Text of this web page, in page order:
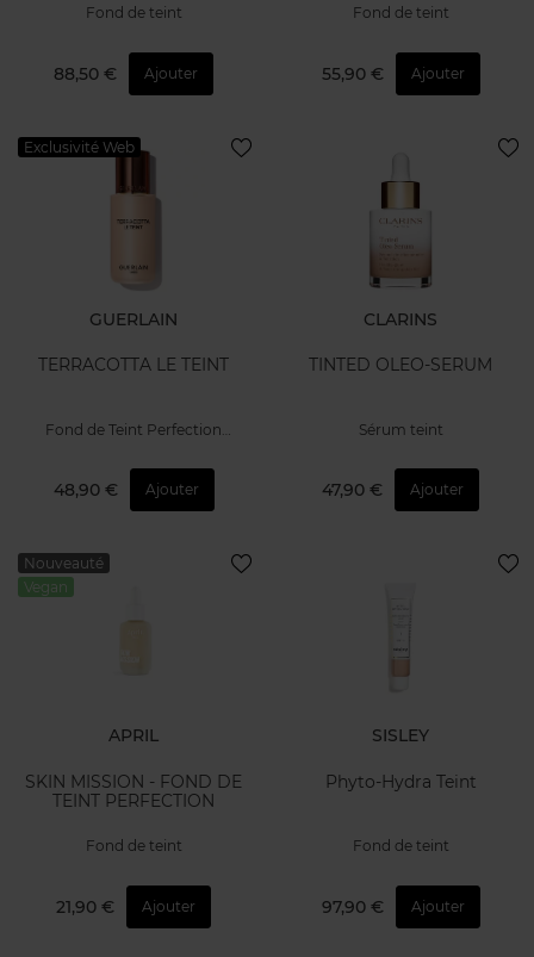
Fond de teint
88,50 € Ajouter
Fond de teint
55,90 € Ajouter
Exclusivité Web
GUERLAIN
TERRACOTTA LE TEINT
Fond de Teint Perfection
48,90 € Ajouter
CLARINS
TINTED OLEO-SERUM
Sérum teint
47,90 € Ajouter
Nouveauté
Vegan
APRIL
SKIN MISSION - FOND DE
TEINT PERFECTION
Fond de teint
21,90 € Ajouter
SISLEY
Phyto-Hydra Teint
Fond de teint
97,90 € Ajouter